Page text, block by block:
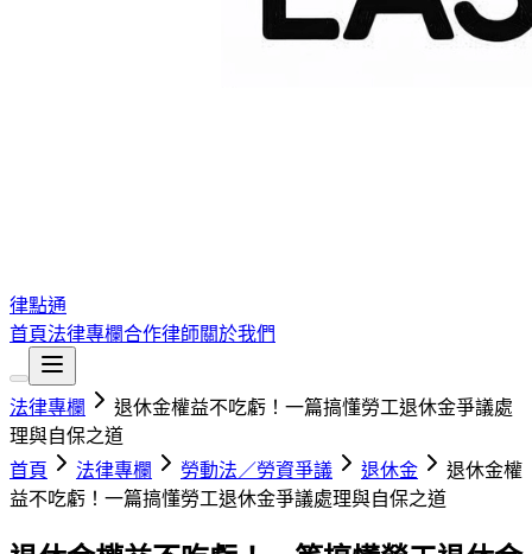
律點通
首頁法律專欄合作律師關於我們
法律專欄
退休金權益不吃虧！一篇搞懂勞工退休金爭議處
理與自保之道
首頁
法律專欄 勞動法／勞資爭議 退休金
退休金權
益不吃虧！一篇搞懂勞工退休金爭議處理與自保之道